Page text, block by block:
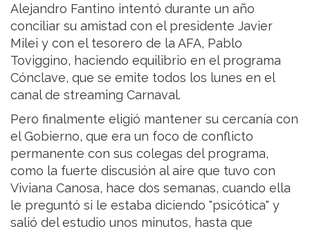
Alejandro Fantino intentó durante un año
conciliar su amistad con el presidente Javier
Milei y con el tesorero de la AFA, Pablo
Toviggino, haciendo equilibrio en el programa
Cónclave, que se emite todos los lunes en el
canal de streaming Carnaval.
Pero finalmente eligió mantener su cercanía con
el Gobierno, que era un foco de conflicto
permanente con sus colegas del programa,
como la fuerte discusión al aire que tuvo con
Viviana Canosa, hace dos semanas, cuando ella
le preguntó si le estaba diciendo "psicótica" y
salió del estudio unos minutos, hasta que